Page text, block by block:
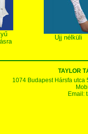
Ujj nélküli
TAYLOR
1074 Budapest Hársfa utca
Email: